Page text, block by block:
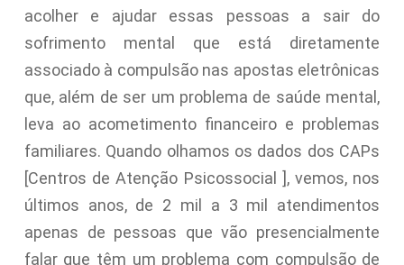
acolher e ajudar essas pessoas a sair do
sofrimento mental que está diretamente
associado à compulsão nas apostas eletrônicas
que, além de ser um problema de saúde mental,
leva ao acometimento financeiro e problemas
familiares. Quando olhamos os dados dos CAPs
[Centros de Atenção Psicossocial ], vemos, nos
últimos anos, de 2 mil a 3 mil atendimentos
apenas de pessoas que vão presencialmente
falar que têm um problema com compulsão de